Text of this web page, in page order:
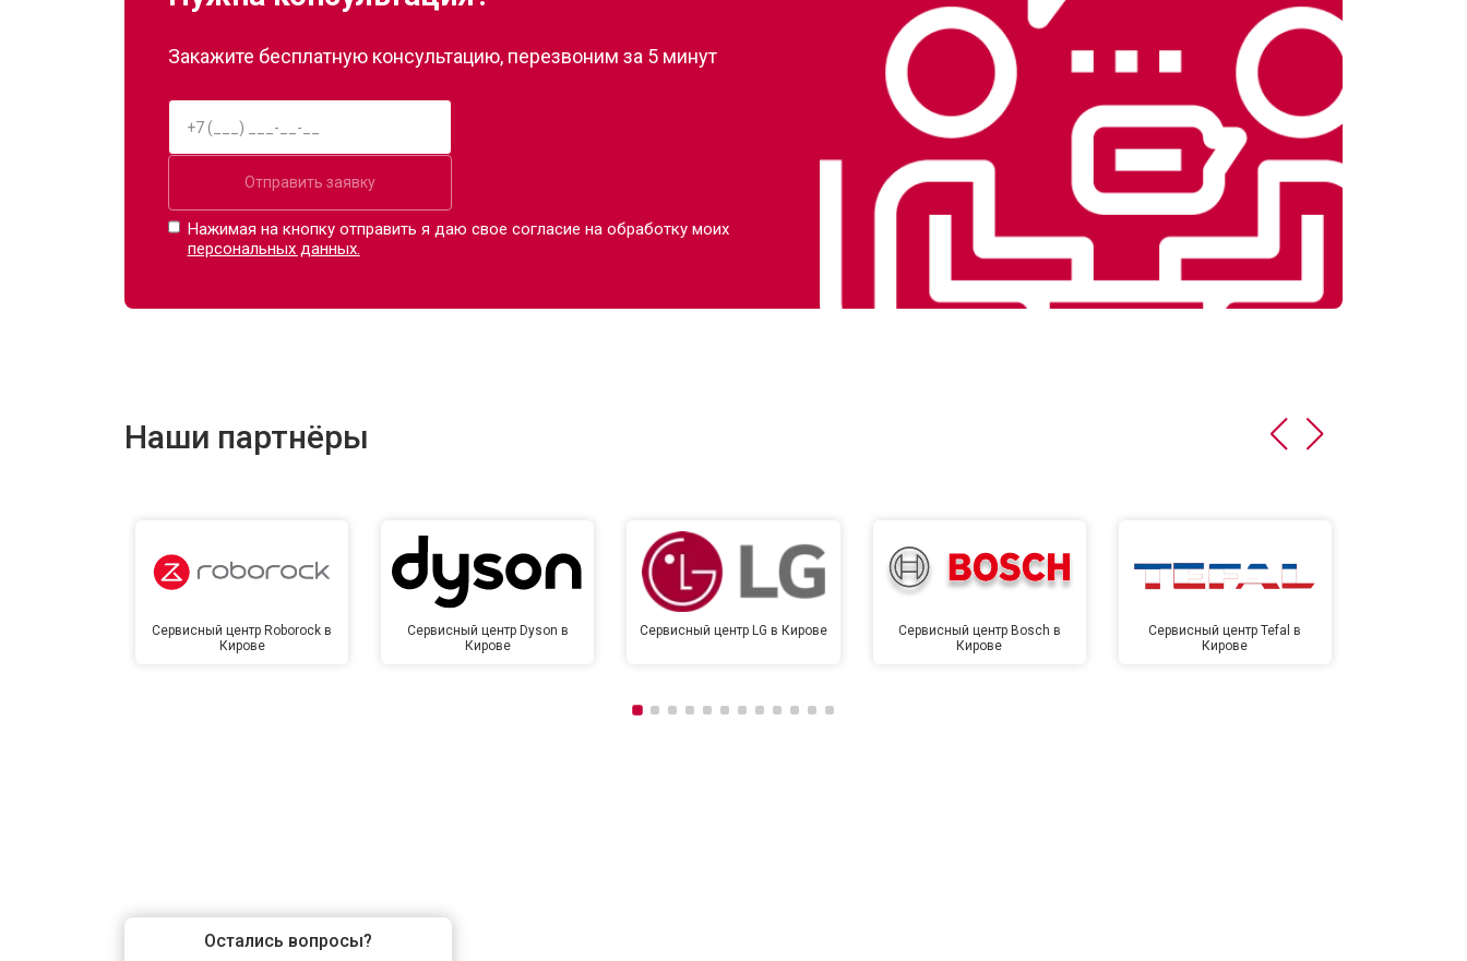
Закажите бесплатную консультацию, перезвоним за 5 минут
Отправить заявку
Нажимая на кнопку отправить я даю свое согласие на обработку моих
персональных данных.
Наши партнёры
Сервисный центр Roborock в
Кирове
Сервисный центр Dyson в
Кирове
Сервисный центр LG в Кирове
Сервисный центр Bosch в
Кирове
Сервисный центр Tefal в
Кирове
Остались вопросы?